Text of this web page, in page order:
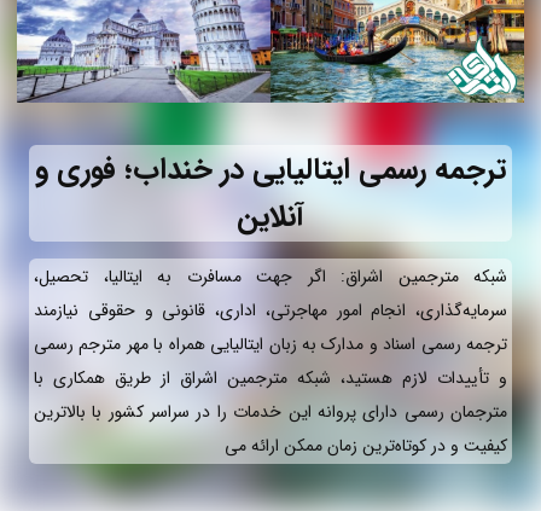
ترجمه رسمی ایتالیایی در خنداب؛ فوری و
آنلاین
شبکه مترجمین اشراق: اگر جهت مسافرت به ایتالیا، تحصیل،
سرمایه‌گذاری، انجام امور مهاجرتی، اداری، قانونی و حقوقی نیازمند
ترجمه رسمی اسناد و مدارک به زبان ایتالیایی همراه با مهر مترجم رسمی
و تأییدات لازم هستید، شبکه مترجمین اشراق از طریق همکاری با
مترجمان رسمی دارای پروانه این خدمات را در سراسر کشور با بالاترین
کیفیت و در کوتاه‌ترین زمان ممکن ارائه می‌